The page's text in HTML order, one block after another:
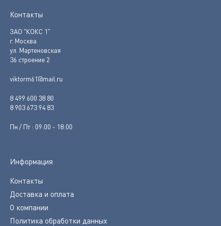
Контакты
ЗАО "КОКС 1"
г. Москва
ул. Мартеновская
36 строение 2
viktorm61@mail.ru
8 499 600 38 80
8 903 673 94 83
Пн / Пт : 09:00 - 18:00
Информация
Контакты
Доставка и оплата
О компании
Политика обработки данных